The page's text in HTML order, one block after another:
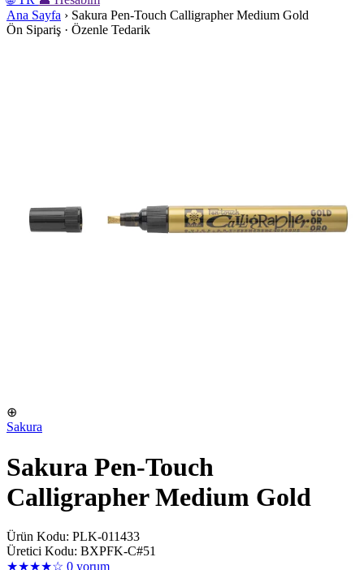
Ana Sayfa › Sakura Pen-Touch Calligrapher Medium Gold
Ön Sipariş · Özenle Tedarik
⊕
Sakura
Sakura Pen-Touch
Calligrapher Medium Gold
Ürün Kodu: PLK-011433
Üretici Kodu: BXPFK-C#51
★★★★☆ 0 yorum